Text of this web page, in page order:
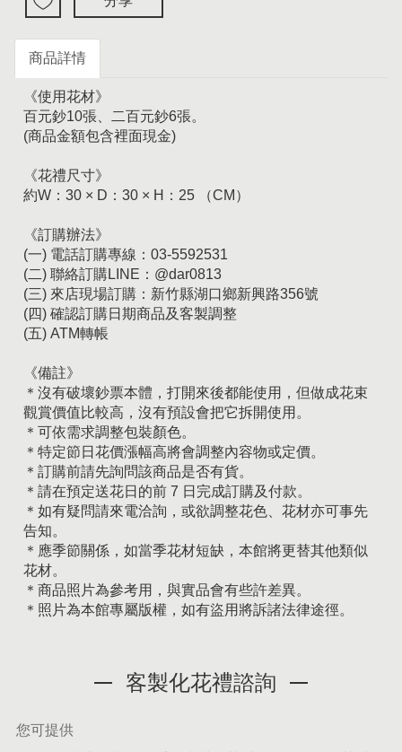
商品詳情
《使用花材》
百元鈔10張、二百元鈔6張。
(商品金額包含裡面現金)
《花禮尺寸》
約W：30 × D：30 × H：25 （CM）
《訂購辦法》
(一) 電話訂購專線：03-5592531
(二) 聯絡訂購LINE：@dar0813
(三) 來店現場訂購：新竹縣湖口鄉新興路356號
(四) 確認訂購日期商品及客製調整
(五) ATM轉帳
《備註》
＊沒有破壞鈔票本體，打開來後都能使用，但做成花束
觀賞價值比較高，沒有預設會把它拆開使用。
＊可依需求調整包裝顏色。
＊特定節日花價漲幅高將會調整內容物或定價。
＊訂購前請先詢問該商品是否有貨。
＊請在預定送花日的前 7 日完成訂購及付款。
＊如有疑問請來電洽詢，或欲調整花色、花材亦可事先
告知。
＊應季節關係，如當季花材短缺，本館將更替其他類似
花材。
＊商品照片為參考用，與實品會有些許差異。
＊照片為本館專屬版權，如有盜用將訴諸法律途徑。
客製化花禮諮詢
您可提供